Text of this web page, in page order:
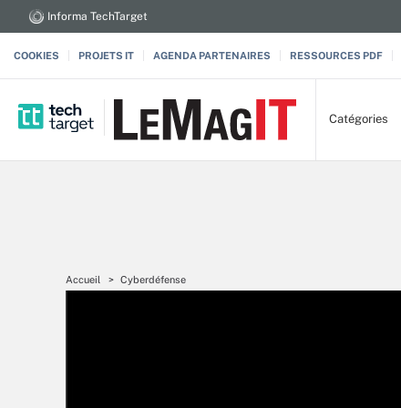
Informa TechTarget
COOKIES PROJETS IT AGENDA PARTENAIRES RESSOURCES PDF
Catégories
Accueil Cyberdéfense